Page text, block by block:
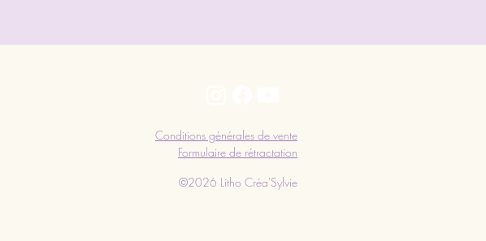
Conditions générales de vente
Formulaire de rétractation
©2026 Litho Créa'Sylvie